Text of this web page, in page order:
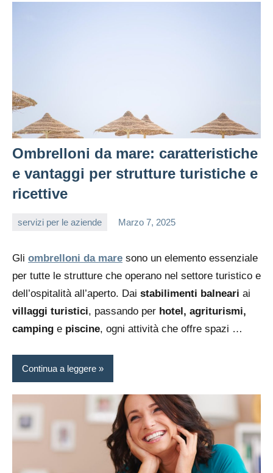
Ombrelloni da mare: caratteristiche
e vantaggi per strutture turistiche e
ricettive
servizi per le aziende Marzo 7, 2025
Gli ombrelloni da mare sono un elemento essenziale
per tutte le strutture che operano nel settore turistico e
dell’ospitalità all’aperto. Dai stabilimenti balneari ai
villaggi turistici, passando per hotel, agriturismi,
camping e piscine, ogni attività che offre spazi …
Continua a leggere